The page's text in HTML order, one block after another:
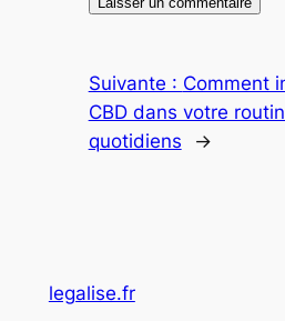
Suivante : Comment
CBD dans votre
quotidiens
→
legalise.fr